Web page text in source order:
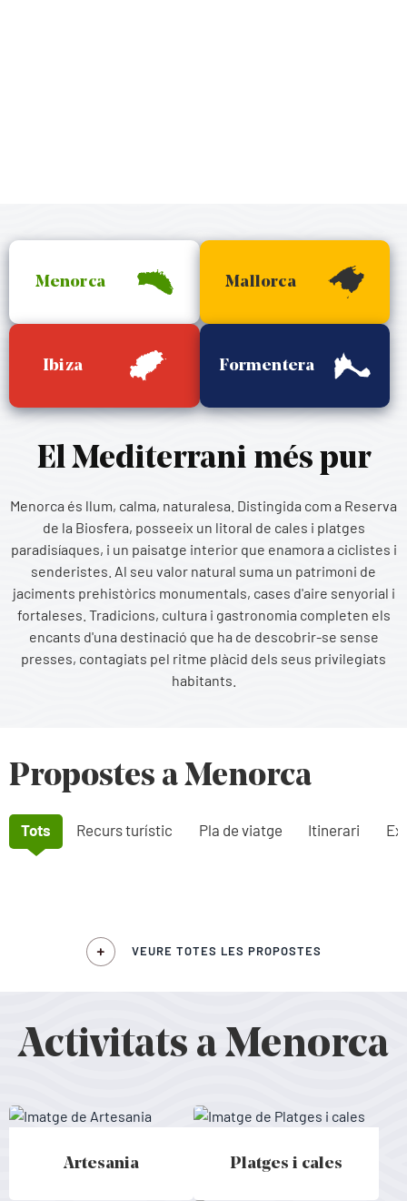
Menorca Mallorca
Ibiza Formentera
El Mediterrani més pur
Menorca és llum, calma, naturalesa. Distingida com a Reserva
de la Biosfera, posseeix un litoral de cales i platges
paradisíaques, i un paisatge interior que enamora a ciclistes i
senderistes. Al seu valor natural suma un patrimoni de
jaciments prehistòrics monumentals, cases d'aire senyorial i
fortaleses. Tradicions, cultura i gastronomia completen els
encants d'una destinació que ha de descobrir-se sense
presses, contagiats pel ritme plàcid dels seus privilegiats
habitants.
Propostes a Menorca
Tots Recurs turístic Pla de viatge Itinerari
VEURE TOTES LES PROPOSTES
Activitats a Menorca
Artesania
Artesania - Menorca
Platges i cales
Platges i cales - Menorca